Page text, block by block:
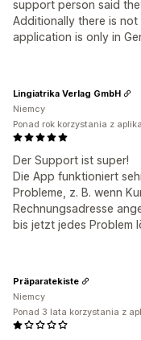
support person said
Additionally there is
application is only in
Der Support ist super!
Die App funktioniert
Probleme, z. B. wenn
Rechnungsadresse
bis jetzt jedes Problem
Lingiatrika Verlag GmbH
Niemcy
Ponad rok korzystania z
Präparatekiste
Niemcy
Ponad 3 lata korzystania z